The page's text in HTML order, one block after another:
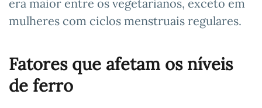
era maior entre os vegetarianos, exceto em
mulheres com ciclos menstruais regulares.
Fatores que afetam os níveis
de ferro